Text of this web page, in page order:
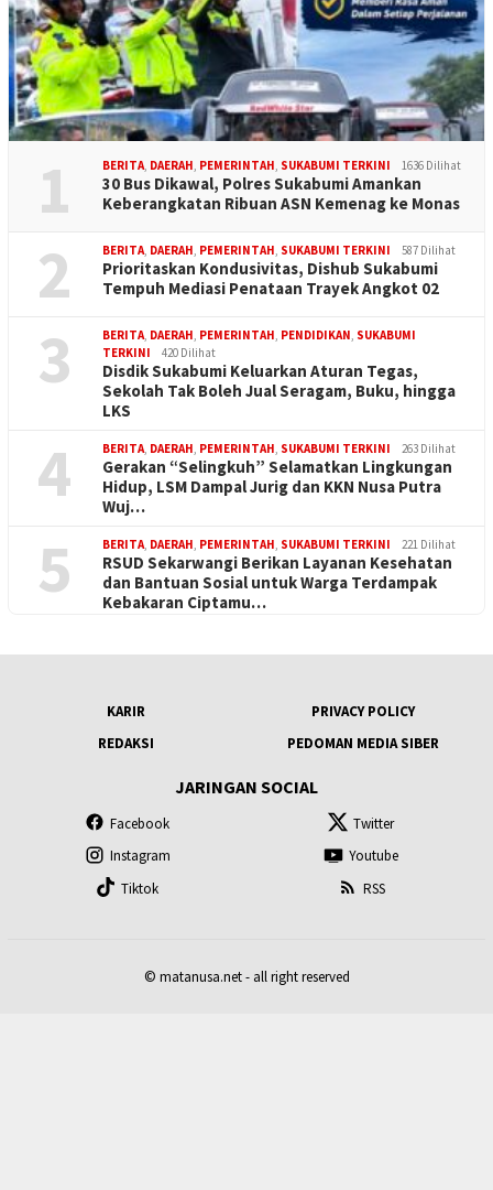
1 BERITA, DAERAH, PEMERINTAH, SUKABUMI TERKINI 1636 Dilihat
30 Bus Dikawal, Polres Sukabumi Amankan
Keberangkatan Ribuan ASN Kemenag ke Monas
2 BERITA, DAERAH, PEMERINTAH, SUKABUMI TERKINI 587 Dilihat
Prioritaskan Kondusivitas, Dishub Sukabumi
Tempuh Mediasi Penataan Trayek Angkot 02
3 BERITA, DAERAH, PEMERINTAH, PENDIDIKAN, SUKABUMI
TERKINI
420 Dilihat
Disdik Sukabumi Keluarkan Aturan Tegas,
Sekolah Tak Boleh Jual Seragam, Buku, hingga
LKS
4 BERITA, DAERAH, PEMERINTAH, SUKABUMI TERKINI 263 Dilihat
Gerakan “Selingkuh” Selamatkan Lingkungan
Hidup, LSM Dampal Jurig dan KKN Nusa Putra
Wuj…
5 BERITA, DAERAH, PEMERINTAH, SUKABUMI TERKINI 221 Dilihat
RSUD Sekarwangi Berikan Layanan Kesehatan
dan Bantuan Sosial untuk Warga Terdampak
Kebakaran Ciptamu…
KARIR
PRIVACY POLICY
REDAKSI
PEDOMAN MEDIA SIBER
JARINGAN SOCIAL
Facebook
Twitter
Instagram
Youtube
Tiktok
RSS
© matanusa.net - all right reserved